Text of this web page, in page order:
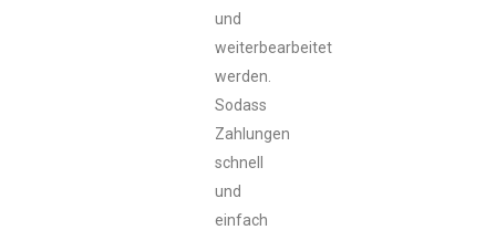
und
weiterbearbeitet
werden.
Sodass
Zahlungen
schnell
und
einfach